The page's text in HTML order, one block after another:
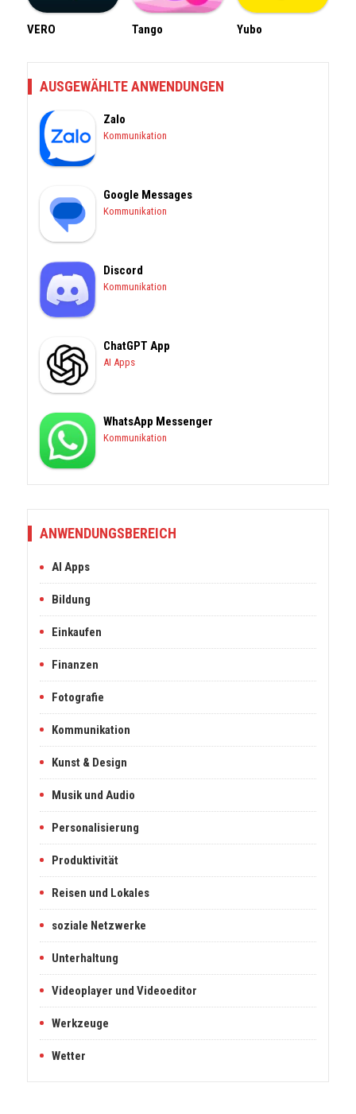
VERO Tango Yubo
AUSGEWÄHLTE ANWENDUNGEN
Zalo
Kommunikation
Google Messages
Kommunikation
Discord
Kommunikation
ChatGPT App
AI Apps
WhatsApp Messenger
Kommunikation
ANWENDUNGSBEREICH
AI Apps
Bildung
Einkaufen
Finanzen
Fotografie
Kommunikation
Kunst & Design
Musik und Audio
Personalisierung
Produktivität
Reisen und Lokales
soziale Netzwerke
Unterhaltung
Videoplayer und Videoeditor
Werkzeuge
Wetter